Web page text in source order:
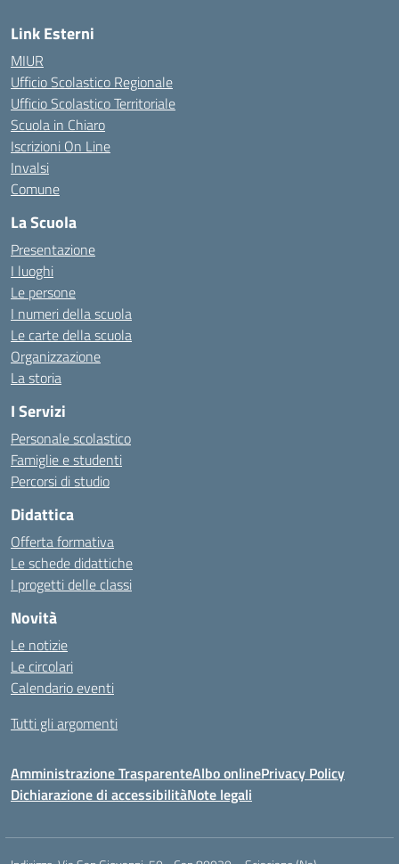
Link Esterni
MIUR
Ufficio Scolastico Regionale
Ufficio Scolastico Territoriale
Scuola in Chiaro
Iscrizioni On Line
Invalsi
Comune
La Scuola
Presentazione
I luoghi
Le persone
I numeri della scuola
Le carte della scuola
Organizzazione
La storia
I Servizi
Personale scolastico
Famiglie e studenti
Percorsi di studio
Didattica
Offerta formativa
Le schede didattiche
I progetti delle classi
Novità
Le notizie
Le circolari
Calendario eventi
Tutti gli argomenti
Amministrazione TrasparenteAlbo onlinePrivacy Policy
Dichiarazione di accessibilitàNote legali